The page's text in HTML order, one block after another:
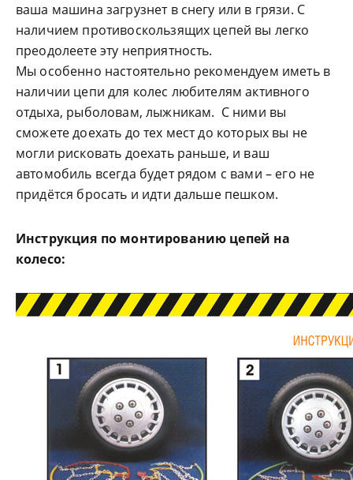
ваша машина загрузнет в снегу или в грязи. С
наличием противоскользящих цепей вы легко
преодолеете эту неприятность.
Мы особенно настоятельно рекомендуем иметь в
наличии цепи для колес любителям активного
отдыха, рыболовам, лыжникам. С ними вы
сможете доехать до тех мест до которых вы не
могли рисковать доехать раньше, и ваш
автомобиль всегда будет рядом с вами – его не
придётся бросать и идти дальше пешком.
Инструкция по монтированию цепей на
колесо: